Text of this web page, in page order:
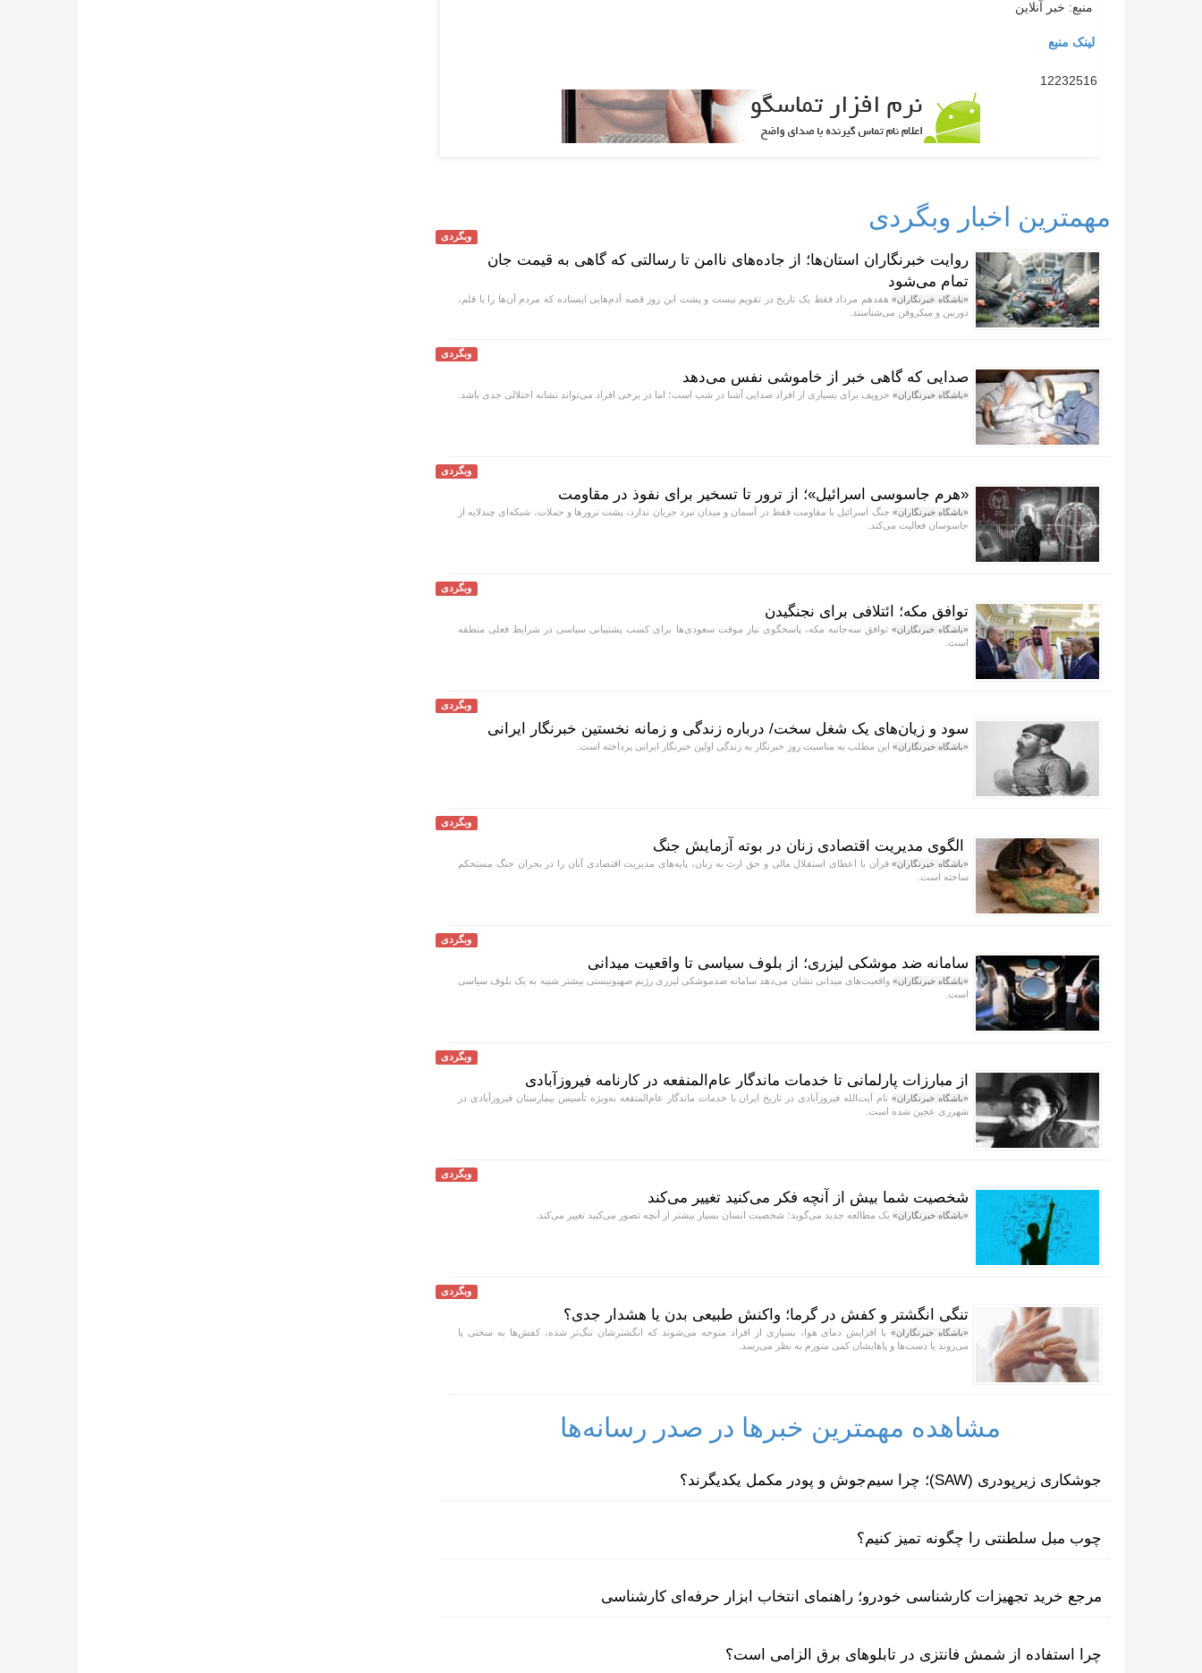
منبع: خبر آنلاین
لینک منبع
12232516
مهمترین اخبار وبگردی
وبگردی
روایت خبرنگاران استان‌ها؛ از جاده‌های ناامن تا رسالتی که گاهی به قیمت جان
تمام می‌شود
«باشگاه خبرنگاران»هفدهم مرداد فقط یک تاریخ در تقویم نیست و پشت این روز قصه آدم‌هایی ایستاده که مردم آن‌ها را با قلم،
دوربین و میکروفن می‌شناسند.
وبگردی
صدایی که گاهی خبر از خاموشی نفس می‌دهد
«باشگاه خبرنگاران» خروپف برای بسیاری از افراد صدایی آشنا در شب است؛ اما در برخی افراد می‌تواند نشانه اختلالی جدی باشد.
وبگردی
«هرم جاسوسی اسرائیل»؛ از ترور تا تسخیر برای نفوذ در مقاومت
«باشگاه خبرنگاران» جنگ اسرائیل با مقاومت فقط در آسمان و میدان نبرد جریان ندارد، پشت ترورها و حملات، شبکه‌ای چندلایه از
جاسوسان فعالیت می‌کند.
وبگردی
توافق مکه؛ ائتلافی برای نجنگیدن
«باشگاه خبرنگاران» توافق سه‌جانبه مکه، پاسخگوی نیاز موقت سعودی‌ها برای کسب پشتیبانی سیاسی در شرایط فعلی منطقه
است.
وبگردی
سود و زیان‌های یک شغل سخت/ درباره زندگی و زمانه نخستین خبرنگار ایرانی
«باشگاه خبرنگاران» این مطلب به مناسبت روز خبرنگار به زندگی اولین خبرنگار ایرانی پرداخته است.
وبگردی
الگوی مدیریت اقتصادی زنان در بوته آزمایش جنگ
«باشگاه خبرنگاران»قرآن با اعطای استقلال مالی و حق ارث به زنان، پایه‌های مدیریت اقتصادی آنان را در بحران جنگ مستحکم
ساخته است.
وبگردی
سامانه ضد موشکی لیزری؛ از بلوف سیاسی تا واقعیت میدانی
«باشگاه خبرنگاران» واقعیت‌های میدانی نشان می‌دهد سامانه ضدموشکی لیزری رژیم صهیونیستی بیشتر شبیه به یک بلوف سیاسی
است.
وبگردی
از مبارزات پارلمانی تا خدمات ماندگار عام‌المنفعه در کارنامه فیروزآبادی
«باشگاه خبرنگاران»نام آیت‌الله فیروزآبادی در تاریخ ایران با خدمات ماندگار عام‌المنفعه به‌ویژه تأسیس بیمارستان فیروزآبادی در
شهرری عجین شده است.
وبگردی
شخصیت شما بیش از آنچه فکر می‌کنید تغییر می‌کند
«باشگاه خبرنگاران» یک مطالعه جدید می‌گوید؛ شخصیت انسان بسیار بیشتر از آنچه تصور می‌کنید تغییر می‌کند.
وبگردی
تنگی انگشتر و کفش در گرما؛ واکنش طبیعی بدن یا هشدار جدی؟
«باشگاه خبرنگاران»با افزایش دمای هوا، بسیاری از افراد متوجه می‌شوند که انگشترشان تنگ‌تر شده، کفش‌ها به سختی پا
می‌روند یا دست‌ها و پاهایشان کمی متورم به نظر می‌رسد.
مشاهده مهمترین خبرها در صدر رسانه‌ها
جوشکاری زیرپودری (SAW)؛ چرا سیم‌جوش و پودر مکمل یکدیگرند؟
چوب مبل سلطنتی را چگونه تمیز کنیم؟
مرجع خرید تجهیزات کارشناسی خودرو؛ راهنمای انتخاب ابزار حرفه‌ای کارشناسی
چرا استفاده از شمش فانتزی در تابلوهای برق الزامی است؟